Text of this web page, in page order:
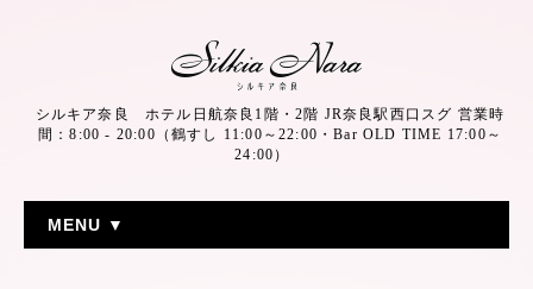
シルキア奈良 ホテル日航奈良1階・2階 JR奈良駅西口スグ 営業時
間：8:00 - 20:00（鶴すし 11:00～22:00・Bar OLD TIME 17:00～
24:00）
MENU ▼